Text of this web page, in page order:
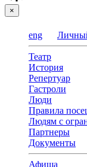
×
eng
Театр
История
Репертуар
Гастроли
Люди
Правила
Людям с
Партнеры
Документы
Афиша